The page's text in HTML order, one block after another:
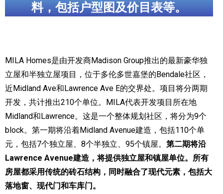
走近加拿大
加拿大的历史文化
加拿大社会保险系统
定居安大略省
安大略省免费医疗保险
加拿大的福利制度
吃货眼中的加拿大地图
料，包括户型图及价目表等。
MILA Homes是由开发商Madison Group推出的最新豪华独
立屋和半独立屋项目，位于多伦多世嘉堡的Bendale社区，
近Midland Ave和Lawrence Ave E的交界处。项目将分两期
开发，共计推出210个单位。MILA代表开发项目所在地
Midland和Lawrence。这是一个整体规划社区，将分为9个
block。第一期将沿着Midland Avenue建造，包括110个单
元，包括7个独立屋、8个半独立、95个镇屋。 第二期将沿
Lawrence Avenue建造，将提供独立屋和镇屋单位。所有
房屋都采用传统的砖石结构，同时融合了现代元素，包括大
落地窗、现代门和车库门。